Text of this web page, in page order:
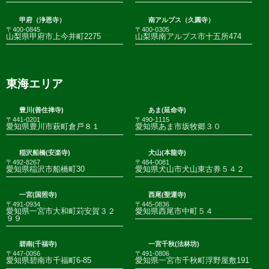
甲府（浄恩寺）
〒400-0845
山梨県甲府市上今井町2275
南アルプス（久圓寺）
〒400-0305
山梨県南アルプス市十五所474
東海エリア
豊川(善住禅寺)
〒441-0201
愛知県豊川市萩町倉戸８１
あま(延命寺)
〒490-1115
愛知県あま市坂牧郷３０
稲沢船橋(安楽寺)
〒492-8267
愛知県稲沢市船橋町30
犬山(本龍寺)
〒484-0081
愛知県犬山市犬山東古券５４２
一宮(国照寺)
〒491-0934
愛知県一宮市大和町苅安賀３２
９９
西尾(聖運寺)
〒445-0836
愛知県西尾市中町５４
碧南(千福寺)
〒447-0056
愛知県碧南市千福町6-85
一宮千秋(法林坊)
〒491-0806
愛知県一宮市千秋町浮野屋敷191